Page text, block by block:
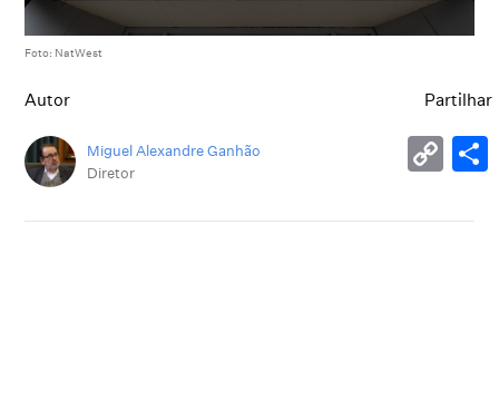
Foto: NatWest
Autor
Miguel Alexandre Ganhão
Diretor
Partilhar